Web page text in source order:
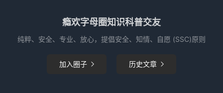
瘾欢字母圈知识科普交友
纯粹、安全、专业、放心，提倡安全、知情、自愿 (SSC)原则
加入圈子  历史文章 